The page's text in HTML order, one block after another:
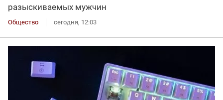
разыскиваемых мужчин
Общество сегодня, 12:03